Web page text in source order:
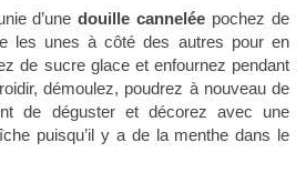
d’unedouille cannelée pochez de
les unes à côté des autres pour en
de sucre glace et enfournez pendant
démoulez, poudrez à nouveau de
de déguster et décorez avec une
puisqu’il y a de la menthe dans le